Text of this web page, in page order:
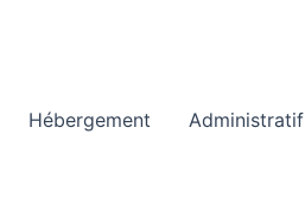
Hébergement Administratif